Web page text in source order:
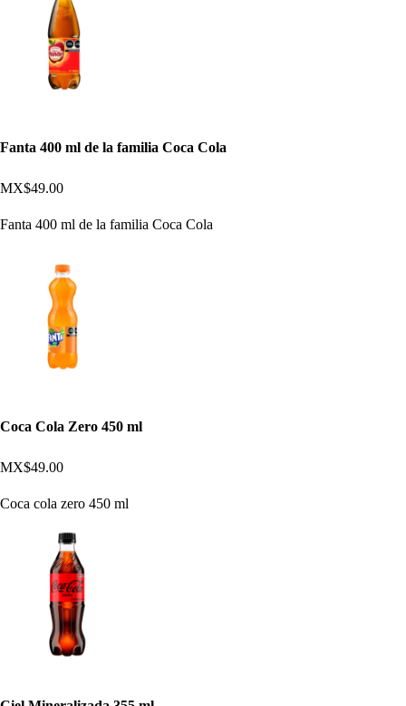
Fanta 400 ml de la familia Coca Cola
MX$49.00
Fanta 400 ml de la familia Coca Cola
Coca Cola Zero 450 ml
MX$49.00
Coca cola zero 450 ml